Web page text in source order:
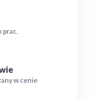
prac.
w cenie